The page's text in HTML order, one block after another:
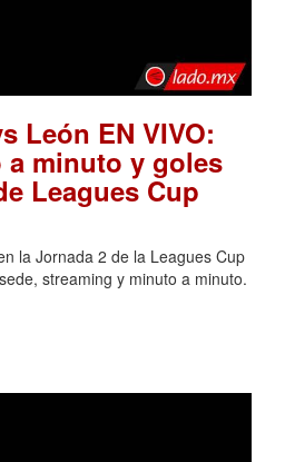
León EN VIVO:
minuto y goles
Leagues Cup
la Jornada 2 de la Leagues Cup
streaming y minuto a minuto.